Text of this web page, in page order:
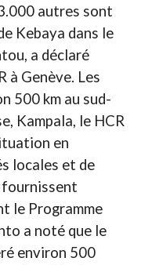
autres sont
Kebaya dans le
a déclaré
à Genève. Les
500 km au sud-
Kampala, le HCR
en
locales et de
le Programme
a noté que le
environ 500